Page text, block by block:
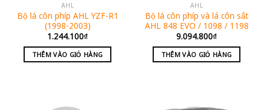
AHL
Bộ lá côn phíp AHL YZF-R1
(1998-2003)
1.244.100₫
THÊM VÀO GIỎ HÀNG
AHL
Bộ lá côn phíp và lá côn sắt
AHL 848 EVO / 1098 / 1198
9.094.800₫
THÊM VÀO GIỎ HÀNG